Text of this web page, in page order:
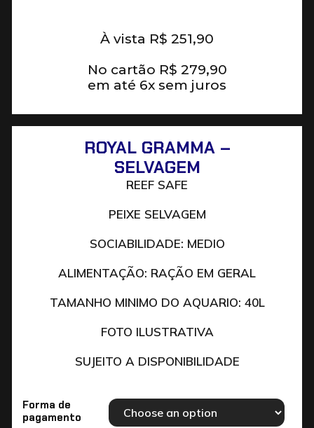
À vista R$ 251,90
No cartão R$ 279,90
em até 6x sem juros
ROYAL GRAMMA –
SELVAGEM
REEF SAFE
PEIXE SELVAGEM
SOCIABILIDADE: MEDIO
ALIMENTAÇÃO: RAÇÃO EM GERAL
TAMANHO MINIMO DO AQUARIO: 40L
FOTO ILUSTRATIVA
SUJEITO A DISPONIBILIDADE
Forma de
pagamento